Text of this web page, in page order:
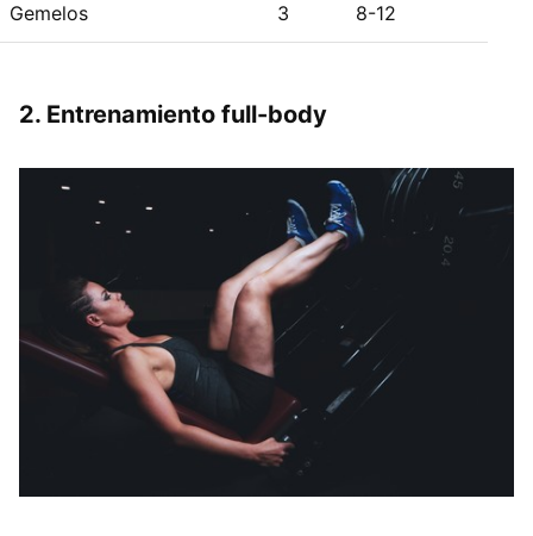
Gemelos 3 8-12
2. Entrenamiento full-body